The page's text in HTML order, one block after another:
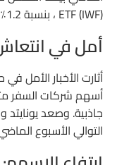
ETF (IWF) ، بنسبة 1.2٪.
أمل في
أثارت الأخبار
التوالي الأسبوع